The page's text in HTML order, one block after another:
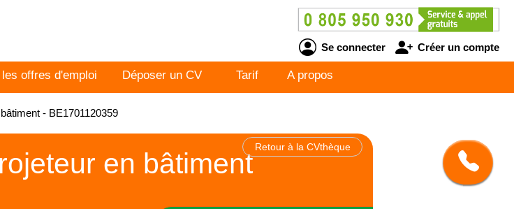
Se connecter Créer un compte
offres d'emploi Déposer un CV Tarif A propos
- BE1701120359
Retour à la CVthèque
en bâtiment